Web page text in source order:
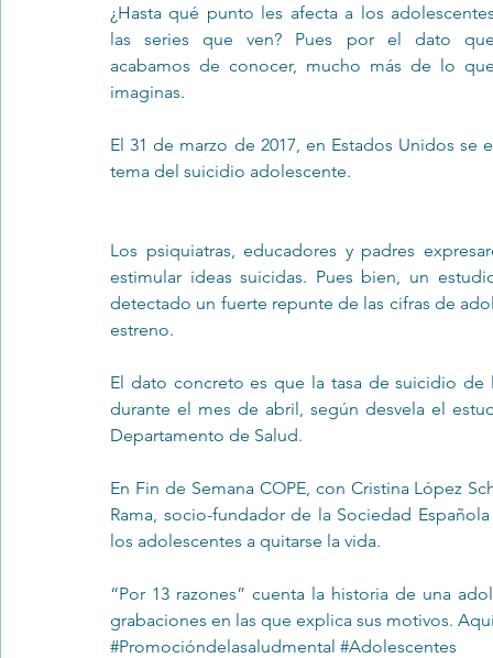
¿Hasta qué punto les afecta a los
las series que ven? Pues por el dato
acabamos de conocer, mucho más de lo
imaginas.
El 31 de marzo de 2017, en Estados Unidos
tema del suicidio adolescente.
Los psiquiatras, educadores y padres
estimular ideas suicidas. Pues bien, un
detectado un fuerte repunte de las cifras de
estreno.
El dato concreto es que la tasa de suicidio de
durante el mes de abril, según desvela el
Departamento de Salud.
En Fin de Semana COPE, con Cristina López
Rama, socio-fundador de la Sociedad
los adolescentes a quitarse la vida.
“Por 13 razones” cuenta la historia de una
grabaciones en las que explica sus motivos.
#Promocióndelasaludmental #Adolescentes